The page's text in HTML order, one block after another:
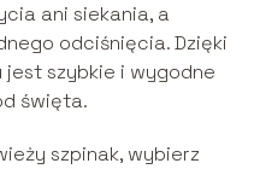
ani siekania, a
odciśnięcia. Dzięki
szybkie i wygodne
święta.
szpinak, wybierz